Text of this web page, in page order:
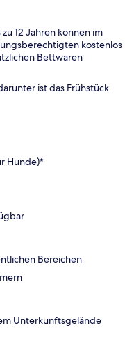
12 Jahren können im
kostenlos
Bettwaren
ist das Frühstück
Hunde)*
Bereichen
Unterkunftsgelände